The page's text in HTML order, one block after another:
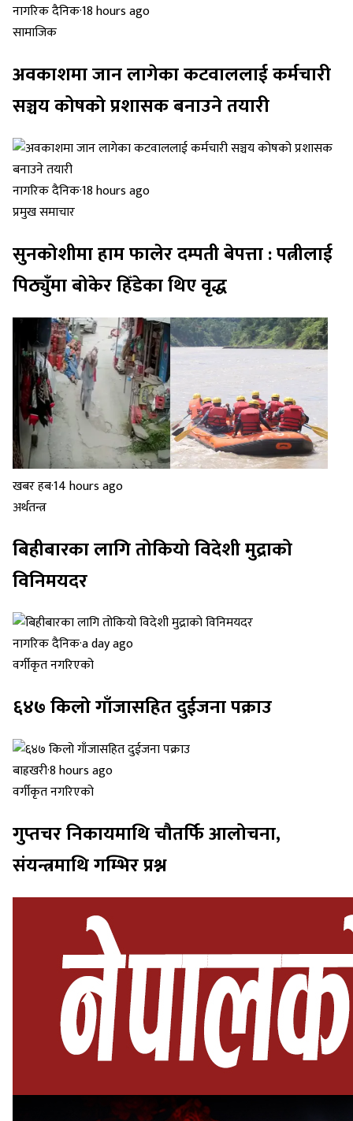
नागरिक दैनिक·18 hours ago
सामाजिक
अवकाशमा जान लागेका कटवाललाई कर्मचारी
सञ्चय कोषको प्रशासक बनाउने तयारी
नागरिक दैनिक·18 hours ago
प्रमुख समाचार
सुनकोशीमा हाम फालेर दम्पती बेपत्ता : पत्नीलाई
पिठ्युँमा बोकेर हिँडेका थिए वृद्ध
खबर हब·14 hours ago
अर्थतन्त्र
बिहीबारका लागि तोकियो विदेशी मुद्राको
विनिमयदर
नागरिक दैनिक·a day ago
वर्गीकृत नगरिएको
६४७ किलो गाँजासहित दुईजना पक्राउ
बाह्रखरी·8 hours ago
वर्गीकृत नगरिएको
गुप्तचर निकायमाथि चौतर्फि आलोचना,
संयन्त्रमाथि गम्भिर प्रश्न